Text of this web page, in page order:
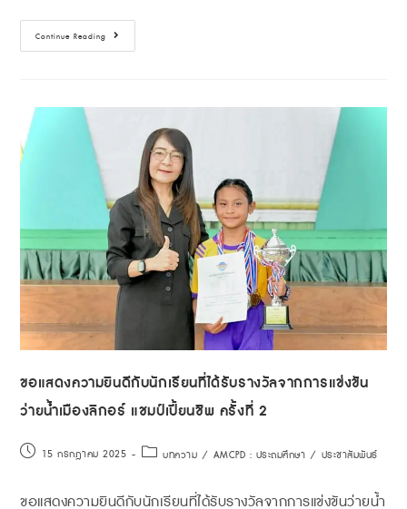
Continue Reading
ขอแสดงความยินดีกับนักเรียนที่ได้รับรางวัลจากการแข่งขัน
ว่ายน้ำเมืองลิกอร์ แชมป์เปี้ยนชิพ ครั้งที่ 2
15 กรกฎาคม 2025 บทความ / AMCPD : ประถมศึกษา / ประชาสัมพันธ์
ขอแสดงความยินดีกับนักเรียนที่ได้รับรางวัลจากการแข่งขันว่ายน้ำ